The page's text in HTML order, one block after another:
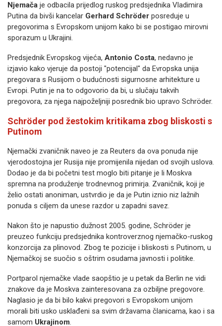
Njemača je odbacila prijedlog ruskog predsjednika Vladimira
Putina da bivši kancelar Gerhard Schröder posreduje u
pregovorima s Evropskom unijom kako bi se postigao mirovni
sporazum u Ukrajini.
Predsjednik Evropskog vijeća, Antonio Costa, nedavno je
izjavio kako vjeruje da postoji "potencijal" da Evropska unija
pregovara s Rusijom o budućnosti sigurnosne arhitekture u
Evropi. Putin je na to odgovorio da bi, u slučaju takvih
pregovora, za njega najpoželjniji posrednik bio upravo Schröder.
Schröder pod žestokim kritikama zbog bliskosti s
Putinom
Njemački zvaničnik naveo je za Reuters da ova ponuda nije
vjerodostojna jer Rusija nije promijenila nijedan od svojih uslova.
Dodao je da bi početni test moglo biti pitanje je li Moskva
spremna na produženje trodnevnog primirja. Zvaničnik, koji je
želio ostati anoniman, ustvrdio je da je Putin iznio niz lažnih
ponuda s ciljem da unese razdor u zapadni savez.
Nakon što je napustio dužnost 2005. godine, Schröder je
preuzeo funkciju predsjednika kontroverznog njemačko-ruskog
konzorcija za plinovod. Zbog te pozicije i bliskosti s Putinom, u
Njemačkoj se suočio s oštrim osudama javnosti i politike.
Portparol njemačke vlade saopštio je u petak da Berlin ne vidi
znakove da je Moskva zainteresovana za ozbiljne pregovore.
Naglasio je da bi bilo kakvi pregovori s Evropskom unijom
morali biti usko usklađeni sa svim državama članicama, kao i sa
samom Ukrajinom.